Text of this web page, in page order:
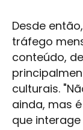
Desde
tráfego
conteúdo,
culturais.
ainda, mas
que